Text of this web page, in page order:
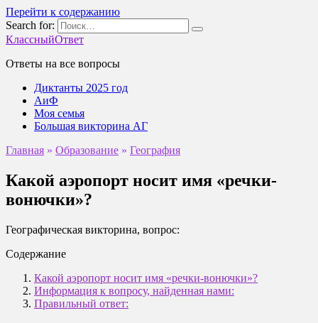
Перейти к содержанию
Search for:
КлассныйОтвет
Ответы на все вопросы
Диктанты 2025 год
АиФ
Моя семья
Большая викторина АГ
Главная » Образование » География
Какой аэропорт носит имя «речки-
вонючки»?
Географическая викторина, вопрос:
Содержание
Какой аэропорт носит имя «речки-вонючки»?
Информация к вопросу, найденная нами:
Правильный ответ: